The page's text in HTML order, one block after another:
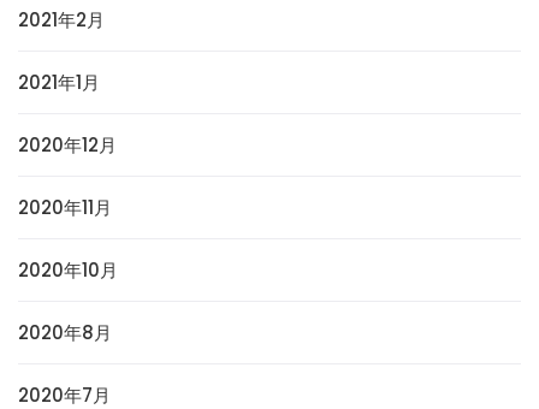
2021年2月
2021年1月
2020年12月
2020年11月
2020年10月
2020年8月
2020年7月